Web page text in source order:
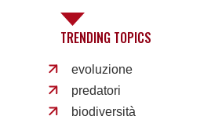
TRENDING TOPICS
evoluzione
predatori
biodiversità